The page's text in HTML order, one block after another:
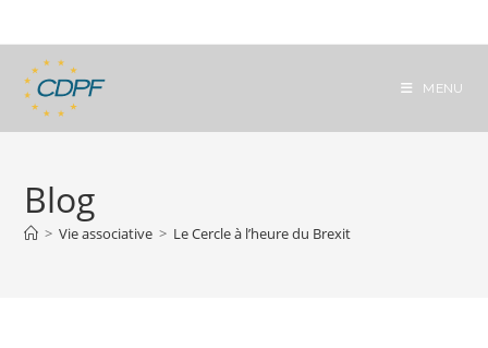
to
content
MENU
Blog
> Vie associative > Le Cercle à l’heure du Brexit